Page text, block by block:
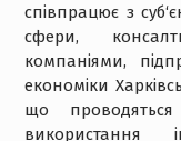
співпрацює з
сфери,
компаніями,
економіки
що
використання